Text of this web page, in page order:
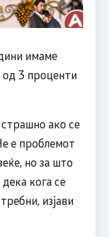
имаме
3 проценти
ако се
е проблемот
но за што
кога се
изјави